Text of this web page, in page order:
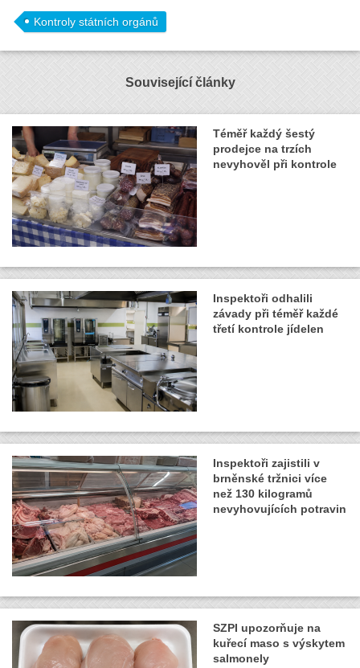
Kontroly státních orgánů
Související články
Téměř každý šestý
prodejce na trzích
nevyhověl při kontrole
Inspektoři odhalili
závady při téměř každé
třetí kontrole jídelen
Inspektoři zajistili v
brněnské tržnici více
než 130 kilogramů
nevyhovujících potravin
SZPI upozorňuje na
kuřecí maso s výskytem
salmonely